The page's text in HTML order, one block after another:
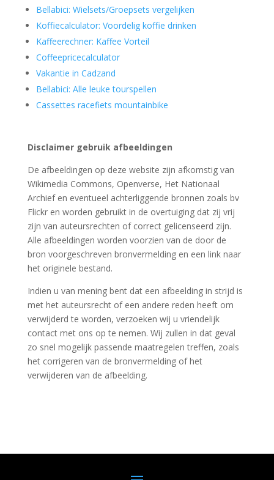
Bellabici: Wielsets/Groepsets vergelijken
Koffiecalculator: Voordelig koffie drinken
Kaffeerechner: Kaffee Vorteil
Coffeepricecalculator
Vakantie in Cadzand
Bellabici: Alle leuke tourspellen
Cassettes racefiets mountainbike
Disclaimer gebruik afbeeldingen
De afbeeldingen op deze website zijn afkomstig van
Wikimedia Commons, Openverse, Het Nationaal
Archief en eventueel achterliggende bronnen zoals bv
Flickr en worden gebruikt in de overtuiging dat zij vrij
zijn van auteursrechten of correct gelicenseerd zijn.
Alle afbeeldingen worden voorzien van de door de
bron voorgeschreven bronvermelding en een link naar
het originele bestand.
Indien u van mening bent dat een afbeelding in strijd is
met het auteursrecht of een andere reden heeft om
verwijderd te worden, verzoeken wij u vriendelijk
contact met ons op te nemen. Wij zullen in dat geval
zo snel mogelijk passende maatregelen treffen, zoals
het corrigeren van de bronvermelding of het
verwijderen van de afbeelding.